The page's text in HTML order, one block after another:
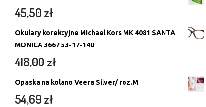
45,50 zł
Okulary korekcyjne Michael Kors MK 4081 SANTA
MONICA 3667 53-17-140
418,00 zł
Opaska na kolano Veera Silver/ roz.M
54,69 zł